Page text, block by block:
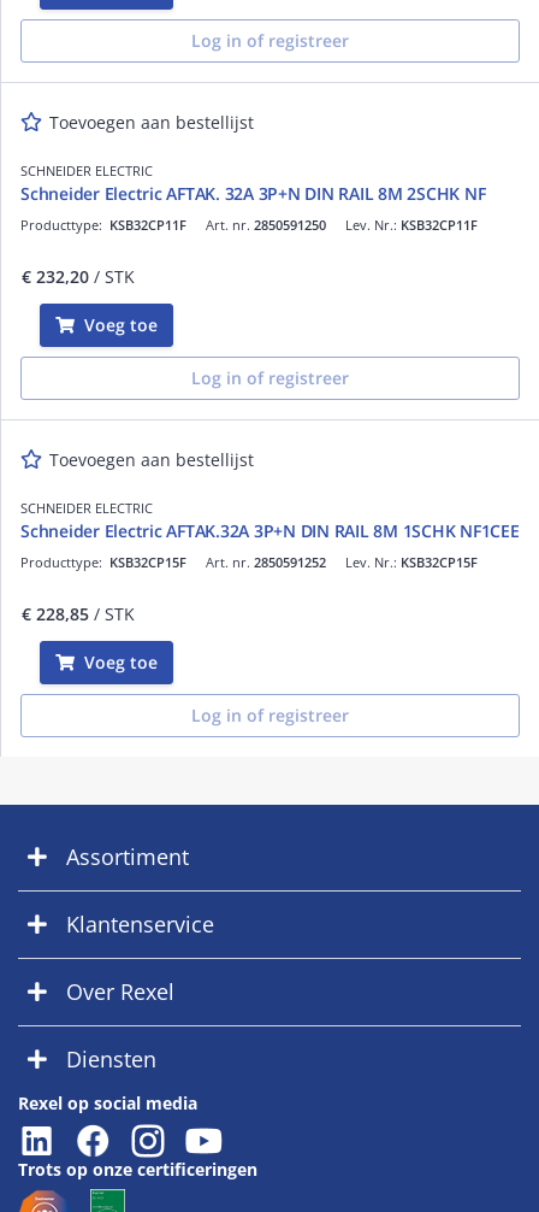
Log in of registreer
Toevoegen aan bestellijst
SCHNEIDER ELECTRIC
Schneider Electric AFTAK. 32A 3P+N DIN RAIL 8M 2SCHK NF
Art. nr. 2850591250
Producttype: KSB32CP11F Lev. Nr.: KSB32CP11F
€ 232,20 / STK
Voeg toe
Log in of registreer
Toevoegen aan bestellijst
SCHNEIDER ELECTRIC
Schneider Electric AFTAK.32A 3P+N DIN RAIL 8M 1SCHK NF1CEE
Art. nr. 2850591252
Producttype: KSB32CP15F Lev. Nr.: KSB32CP15F
€ 228,85 / STK
Voeg toe
Log in of registreer
Assortiment
Klantenservice
Over Rexel
Diensten
Rexel op social media
Trots op onze certificeringen